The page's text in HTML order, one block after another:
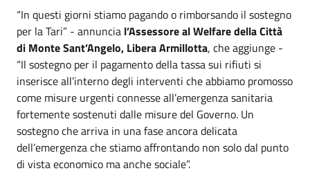
“In questi giorni stiamo pagando o rimborsando il sostegno
per la Tari” - annuncia l’Assessore al Welfare della Città
di Monte Sant’Angelo, Libera Armillotta, che aggiunge -
“Il sostegno per il pagamento della tassa sui rifiuti si
inserisce all’interno degli interventi che abbiamo promosso
come misure urgenti connesse all’emergenza sanitaria
fortemente sostenuti dalle misure del Governo. Un
sostegno che arriva in una fase ancora delicata
dell’emergenza che stiamo affrontando non solo dal punto
di vista economico ma anche sociale”.